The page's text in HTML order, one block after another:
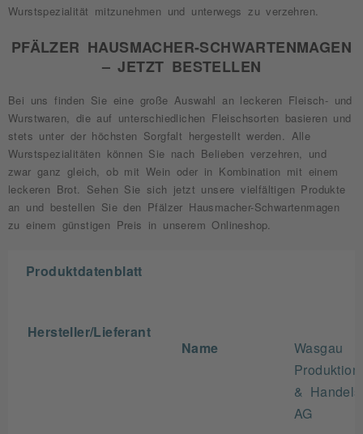
Wurstspezialität mitzunehmen und unterwegs zu verzehren.
PFÄLZER HAUSMACHER-SCHWARTENMAGEN
– JETZT BESTELLEN
Bei uns finden Sie eine große Auswahl an leckeren Fleisch- und
Wurstwaren, die auf unterschiedlichen Fleischsorten basieren und
stets unter der höchsten Sorgfalt hergestellt werden. Alle
Wurstspezialitäten können Sie nach Belieben verzehren, und
zwar ganz gleich, ob mit Wein oder in Kombination mit einem
leckeren Brot. Sehen Sie sich jetzt unsere vielfältigen Produkte
an und bestellen Sie den Pfälzer Hausmacher-Schwartenmagen
zu einem günstigen Preis in unserem Onlineshop.
Produktdatenblatt
Hersteller/Lieferant
Name
Wasgau
& Handels
AG